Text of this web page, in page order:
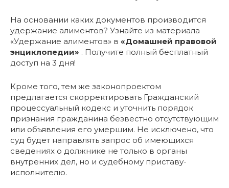
На основании каких документов производится
удержание алиментов? Узнайте из материала
«Удержание алиментов» в «Домашней правовой
энциклопедии» . Получите полный бесплатный
доступ на 3 дня!
Кроме того, тем же законопроектом
предлагается скорректировать Гражданский
процессуальный кодекс и уточнить порядок
признания гражданина безвестно отсутствующим
или объявления его умершим. Не исключено, что
суд будет направлять запрос об имеющихся
сведениях о должнике не только в органы
внутренних дел, но и судебному приставу-
исполнителю.